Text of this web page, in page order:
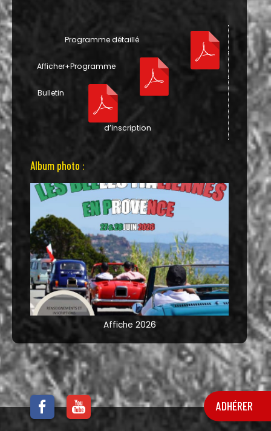
Programme détaillé
Afficher+Programme
Bulletin
d’inscription
Album photo :
Affiche 2026
ADHÉRER